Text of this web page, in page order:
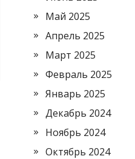
Май 2025
Апрель 2025
Март 2025
Февраль 2025
Январь 2025
Декабрь 2024
Ноябрь 2024
Октябрь 2024